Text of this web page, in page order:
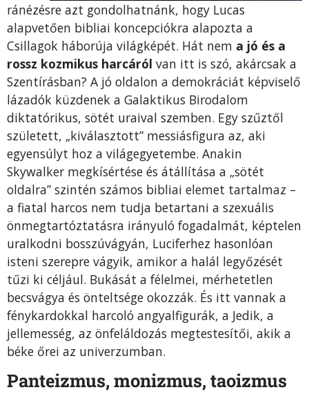
ránézésre azt gondolhatnánk, hogy Lucas
alapvetően bibliai koncepciókra alapozta a
Csillagok háborúja világképét. Hát nem a jó és a
rossz kozmikus harcáról van itt is szó, akárcsak a
Szentírásban? A jó oldalon a demokráciát képviselő
lázadók küzdenek a Galaktikus Birodalom
diktatórikus, sötét uraival szemben. Egy szűztől
született, „kiválasztott” messiásfigura az, aki
egyensúlyt hoz a világegyetembe. Anakin
Skywalker megkísértése és átállítása a „sötét
oldalra” szintén számos bibliai elemet tartalmaz –
a fiatal harcos nem tudja betartani a szexuális
önmegtartóztatásra irányuló fogadalmát, képtelen
uralkodni bosszúvágyán, Luciferhez hasonlóan
isteni szerepre vágyik, amikor a halál legyő­zését
tűzi ki céljául. Bukását a félelmei, mérhetetlen
becsvágya és önteltsége okozzák. És itt vannak a
fénykardokkal harcoló angyalfigurák, a Jedik, a
jellemesség, az önfeláldozás megtestesítői, akik a
béke őrei az univerzumban.
Panteizmus, monizmus, taoizmus